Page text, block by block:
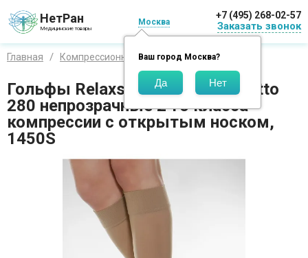
НетРан
Медицинские товары
Москва
Ваш город Москва?
+7 (495) 268-02-57
Заказать звонок
Главная Компрессионный трикотаж Relaxsan
Гольфы Relaxsan Basic Gambaletto
280 непрозрачные 2-го класса
компрессии с открытым носком,
1450S